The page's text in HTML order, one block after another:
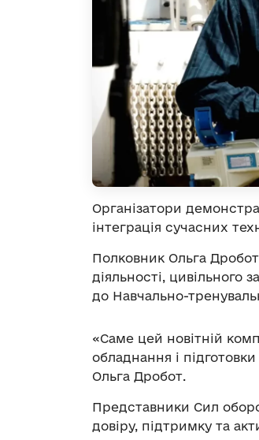
Організатори
інтеграція сучасних
Полковник Ольга
діяльності, цивільного
до Навчально-
«Саме цей новітній
обладнання і
Ольга Дробот.
Представники Сил
довіру, підтримку та